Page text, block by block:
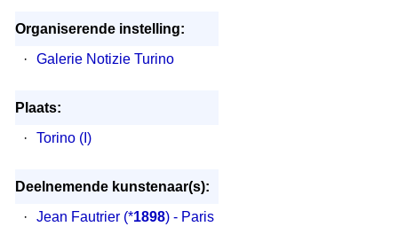
Organiserende instelling:
·
Galerie Notizie Turino
Plaats:
·
Torino (I)
Deelnemende kunstenaar(s):
·
Jean Fautrier (*1898) - Paris